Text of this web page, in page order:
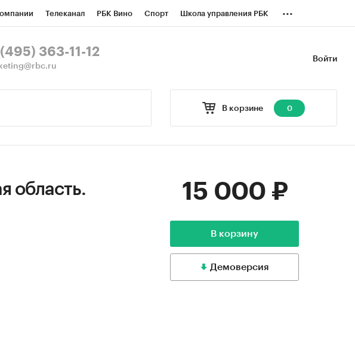
Телеканал РБК Вино Спорт Школа управления РБК
Спецпроекты
...
Войти
363-11-12
В корзине 0
область.
15 000 ₽
В корзину
Демоверсия